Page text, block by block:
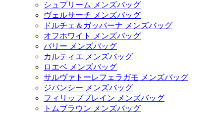
シュプリーム メンズバッグ
ヴェルサーチ メンズバッグ
ドルチェ＆ガッバーナ メンズバッグ
オフホワイト メンズバッグ
バリー メンズバッグ
カルティエ メンズバッグ
ロエベ メンズバッグ
サルヴァトーレフェラガモ メンズバッグ
ジバンシー メンズバッグ
フィリッププレイン メンズバッグ
トムブラウン メンズバッグ